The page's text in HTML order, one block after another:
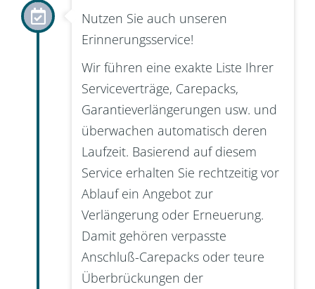
Nutzen Sie auch unseren
Erinnerungsservice!
Wir führen eine exakte Liste Ihrer
Serviceverträge, Carepacks,
Garantieverlängerungen usw. und
überwachen automatisch deren
Laufzeit. Basierend auf diesem
Service erhalten Sie rechtzeitig vor
Ablauf ein Angebot zur
Verlängerung oder Erneuerung.
Damit gehören verpasste
Anschluß-Carepacks oder teure
Überbrückungen der